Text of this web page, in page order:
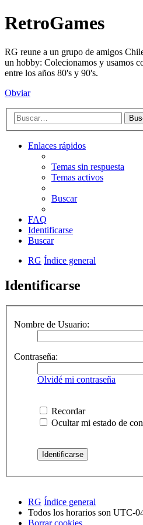
RetroGames
RG reune a un grupo de amigos
un hobby: Colecionamos y usamos
entre los años 80's y 90's.
Obviar
Enlaces rápidos
Temas sin respuesta
Temas activos
Buscar
FAQ
Identificarse
Buscar
RG Índice general
Identificarse
Nombre de Usuario:
Contraseña:
Olvidé mi contraseña
Recordar
Ocultar mi estado de
RG Índice general
Todos los horarios son UTC-
Borrar cookies